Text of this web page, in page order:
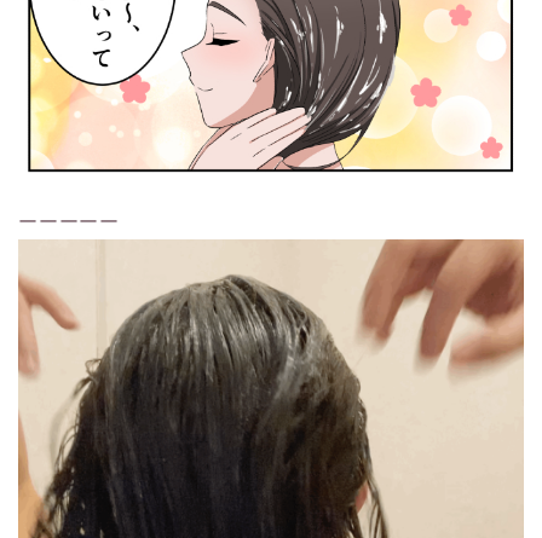
ーーーーー